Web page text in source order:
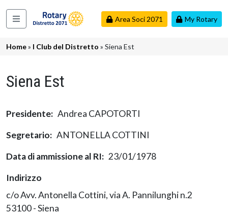
Area Soci 2071 My Rotary
Navigazione principale
Briciole di pane
Home I Club del Distretto Siena Est
Siena Est
Presidente
Andrea CAPOTORTI
Segretario
ANTONELLA COTTINI
Data di ammissione al RI
23/01/1978
Indirizzo
c/o Avv. Antonella Cottini, via A. Pannilunghi n.2
53100 - Siena